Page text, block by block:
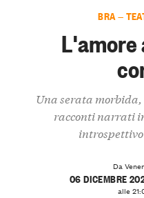
BRA —
L'amore
Una serata
racconti narrati
introspettivo
Da
06 DICEMBRE
alle